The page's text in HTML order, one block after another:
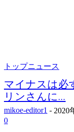
トップニュース
マイナスは必
リンさんに...
mikoe-editor1 - 2020
0